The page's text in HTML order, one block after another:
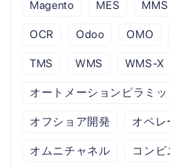
Magento MES MMS
OCR Odoo OMO
TMS WMS WMS-X
オートメーションピラミッ
オフショア開発 オペレ
オムニチャネル コンビ